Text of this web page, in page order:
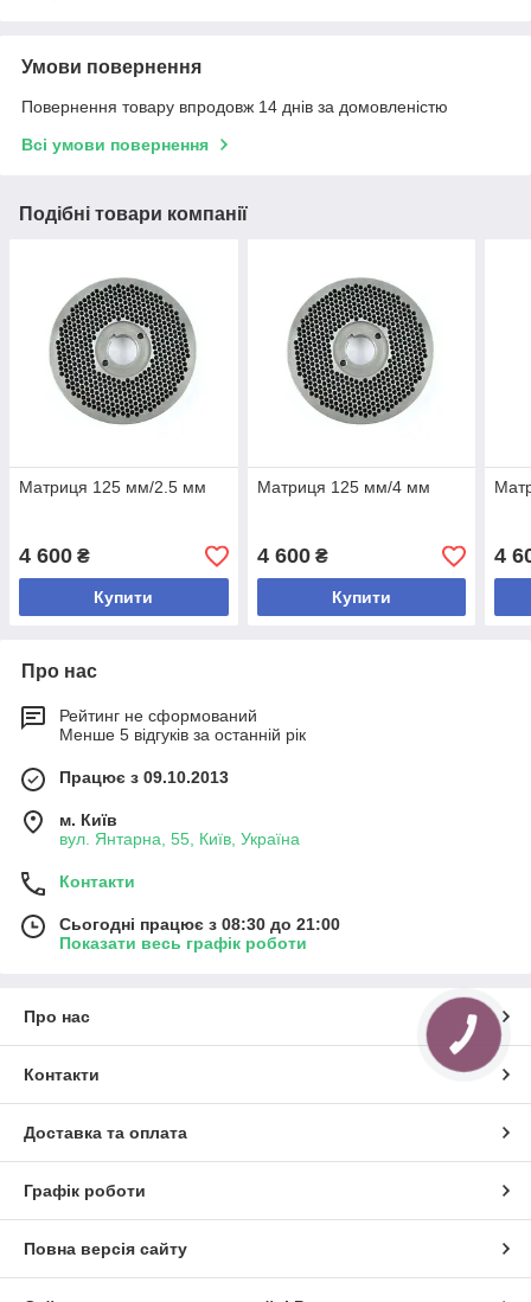
Умови повернення
Повернення товару впродовж 14 днів за домовленістю
Всі умови повернення
Подібні товари компанії
Матриця 125 мм/2.5 мм
4 600 ₴
Купити
Матриця 125 мм/4 мм
4 600₴
Купити
4
Про нас
Рейтинг не сформований
Менше 5 відгуків за останній рік
Працює з 09.10.2013
м. Київ
вул. Янтарна, 55, Київ, Україна
Контакти
Сьогодні працює з 08:30 до 21:00
Показати весь графік роботи
Про нас
Контакти
Доставка та оплата
Графік роботи
Повна версія сайту
КНОПКА
ЗВ'ЯЗКУ